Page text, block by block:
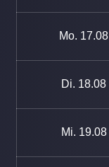
Mo. 17.08
Di. 18.08
Mi. 19.08